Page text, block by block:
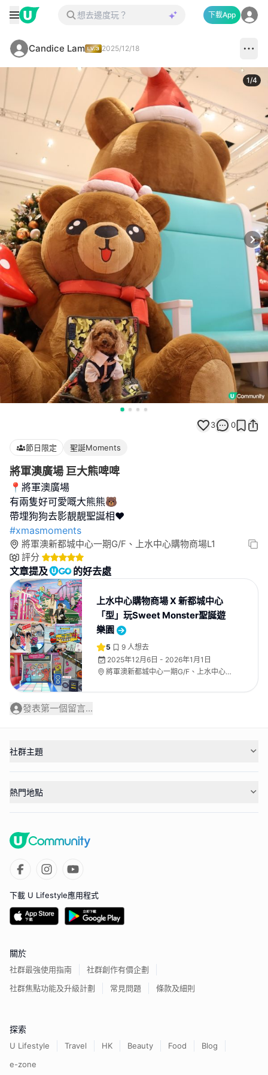
下載App
Candice Lam 2025/12/18
1/4
3 0
節日限定 聖誕Moments
將軍澳廣場 巨大熊啤啤
📍將軍澳廣場
有兩隻好可愛嘅大熊熊🐻
#xmasmoments
將軍澳新都城中心一期G/F、上水中心購物商場L1
評分
文章提及 的好去處
上水中心購物商場 X 新都城中心
「型」玩Sweet Monster聖誕遊
樂園
5 9 人想去
2025年12月6日 - 2026年1月1日
將軍澳新都城中心一期G/F、上水中心購
發表第一個留言...
社群主題
熱門地點
下載 U Lifestyle應用程式
關於
社群最強使用指南
社群創作有價企劃
社群焦點功能及升級計劃
常見問題 條款及細則
探索
U Lifestyle Travel HK Beauty Food
Blog
e-zone